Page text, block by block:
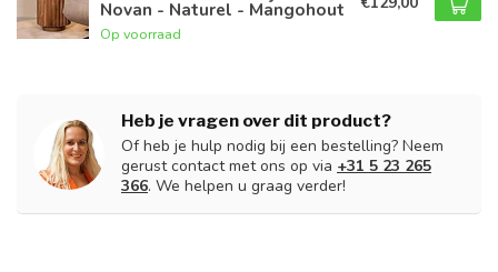
Novan - Naturel - Mangohout
Op voorraad
Heb je vragen over dit product?
Of heb je hulp nodig bij een bestelling? Neem
gerust contact met ons op via +31 5 23 265
366. We helpen u graag verder!